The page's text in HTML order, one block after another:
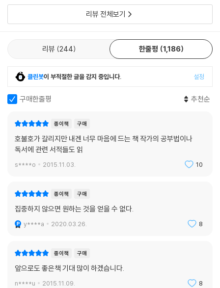
리뷰 전체보기
리뷰 244 한줄평 1,186
클린봇이 부적절한 글을 감지 중입니다. 설정
구매한줄평 추천순
종이책 구매
호불호가 갈리지만 내겐 너무 마음에 드는 책 작가의 공부법이나
독서에 관련 서적들도 읽
s****o 2015.11.03. 10
종이책 구매
집중하지 않으면 원하는 것을 얻을 수 없다.
y****a 2020.03.26. 8
종이책 구매
앞으로도 좋은책 기대 많이 하겠습니다.
n****u 2015.11.09. 8